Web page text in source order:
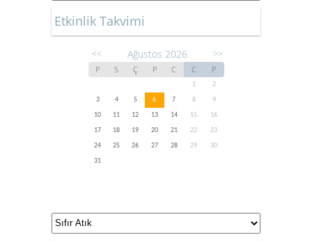
Etkinlik Takvimi
<< Ağustos 2026 >>
P S Ç P C C P
1
2
3
4 5 6 7 8
9
10
11 12 13 14 15
16
17
18 19 20 21 22
23
24
25 26 27 28 29
30
31